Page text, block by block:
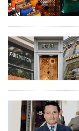
閱
區